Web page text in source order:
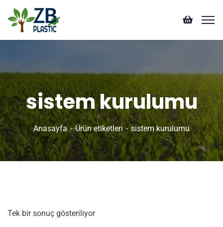
sistem kurulumu
Anasayfa Ürün etiketleri sistem kurulumu
Tek bir sonuç gösteriliyor